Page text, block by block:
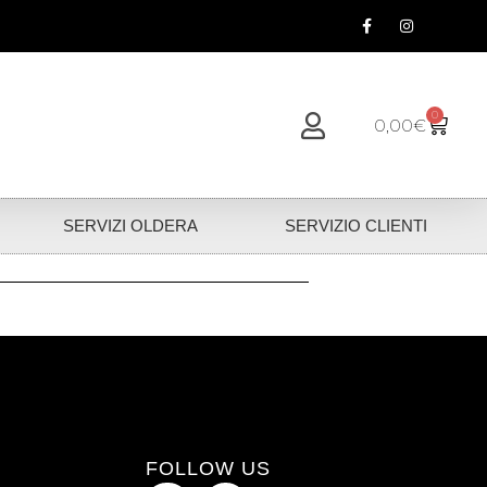
0,00€ 0
SERVIZI OLDERA SERVIZIO CLIENTI
FOLLOW US